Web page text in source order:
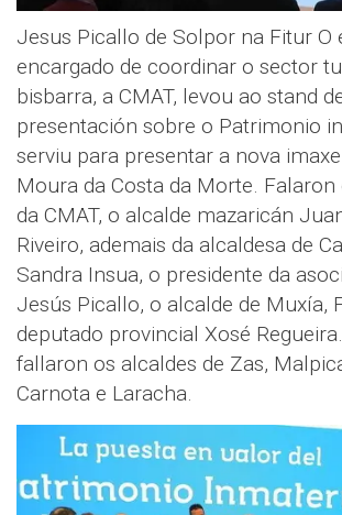
Jesus Picallo de Solpor na Fitur O
encargado de coordinar o sector
bisbarra, a CMAT, levou ao stand
presentación sobre o Patrimonio
serviu para presentar a nova
Moura da Costa da Morte. Falaron
da CMAT, o alcalde mazaricán
Riveiro, ademais da alcaldesa de
Sandra Insua, o presidente da
Jesús Picallo, o alcalde de Muxía,
deputado provincial Xosé
fallaron os alcaldes de Zas,
Carnota e Laracha.